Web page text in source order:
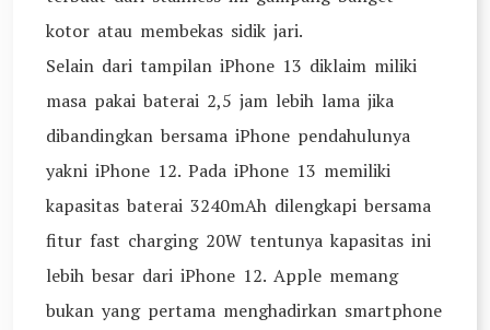
kotor atau membekas sidik jari.
Selain dari tampilan iPhone 13 diklaim miliki
masa pakai baterai 2,5 jam lebih lama jika
dibandingkan bersama iPhone pendahulunya
yakni iPhone 12. Pada iPhone 13 memiliki
kapasitas baterai 3240mAh dilengkapi bersama
fitur fast charging 20W tentunya kapasitas ini
lebih besar dari iPhone 12. Apple memang
bukan yang pertama menghadirkan smartphone